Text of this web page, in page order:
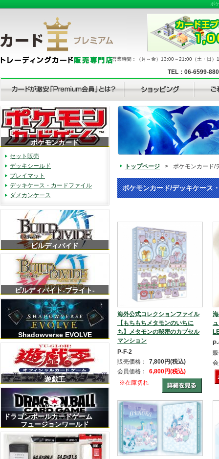
ポ
営業時間：（月～金）13:00～21:00（土・日
TEL：06-6599-
トップページ > ポケモンカード/
ポケモンカード/デッキケース
海外公式コレクションファイル
【もちもちメタモンのいちに
ち】メタモンの秘密のカプセル
マンション
P-F-2
販売価格：
7,800円(税込)
会員価格：
6,800円(税込)
※在庫切れ
ポケモンカード
セット販売
デッキシールド
プレイマット
デッキケース・カードファイル
ダメカンケース
ビルディバイド
ビルディバイト-ブライト-
Shadowverse EVOLVE
遊戯王
ドラゴンボールカードゲーム
フュージョンワールド